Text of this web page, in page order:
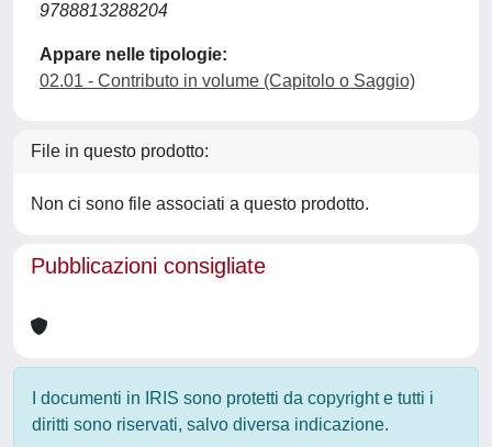
9788813288204
Appare nelle tipologie:
02.01 - Contributo in volume (Capitolo o Saggio)
File in questo prodotto:
Non ci sono file associati a questo prodotto.
Pubblicazioni consigliate
I documenti in IRIS sono protetti da copyright e tutti i
diritti sono riservati, salvo diversa indicazione.